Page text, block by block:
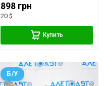
898 грн
20 $
Купить
Б/У